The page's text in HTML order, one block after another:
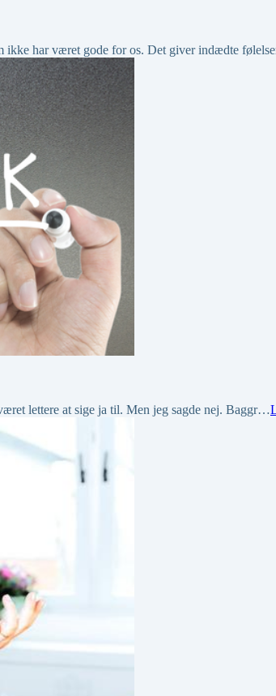
ikke har været gode for os. Det giver indædte
lettere at sige ja til. Men jeg sagde nej. Baggr…